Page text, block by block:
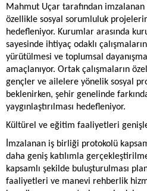
Mahmut Uçar tarafından imzalanan
özellikle sosyal sorumluluk
hedefleniyor. Kurumlar arasında
sayesinde ihtiyaç odaklı
yürütülmesi ve toplumsal
amaçlanıyor. Ortak çalışmaların
gençler ve ailelere yönelik sosyal
beklenirken, şehir genelinde
yaygınlaştırılması hedefleniyor.
Kültürel ve eğitim faaliyetleri
İmzalanan iş birliği protokolü
daha geniş katılımla
kapsamlı şekilde buluşturulması
faaliyetleri ve manevi rehberlik